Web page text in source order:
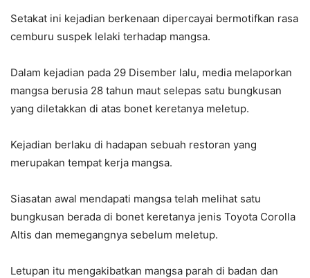
Setakat ini kejadian berkenaan dipercayai bermotifkan rasa
cemburu suspek lelaki terhadap mangsa.
Dalam kejadian pada 29 Disember lalu, media melaporkan
mangsa berusia 28 tahun maut selepas satu bungkusan
yang diletakkan di atas bonet keretanya meletup.
Kejadian berlaku di hadapan sebuah restoran yang
merupakan tempat kerja mangsa.
Siasatan awal mendapati mangsa telah melihat satu
bungkusan berada di bonet keretanya jenis Toyota Corolla
Altis dan memegangnya sebelum meletup.
Letupan itu mengakibatkan mangsa parah di badan dan